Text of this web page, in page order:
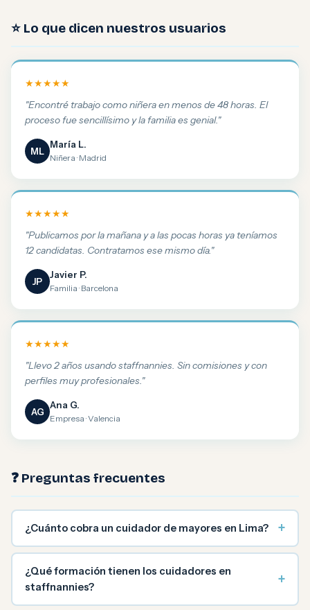
⭐ Lo que dicen nuestros usuarios
★★★★★
"Encontré trabajo como niñera en menos de 48 horas. El
proceso fue sencillísimo y la familia es genial."
ML
María L.
Niñera · Madrid
★★★★★
"Publicamos por la mañana y a las pocas horas ya teníamos
12 candidatas. Contratamos ese mismo día."
JP
Javier P.
Familia · Barcelona
★★★★★
"Llevo 2 años usando staffnannies. Sin comisiones y con
perfiles muy profesionales."
AG
Ana G.
Empresa · Valencia
❓ Preguntas frecuentes
¿Cuánto cobra un cuidador de mayores en Lima? +
¿Qué formación tienen los cuidadores en
staffnannies?
+